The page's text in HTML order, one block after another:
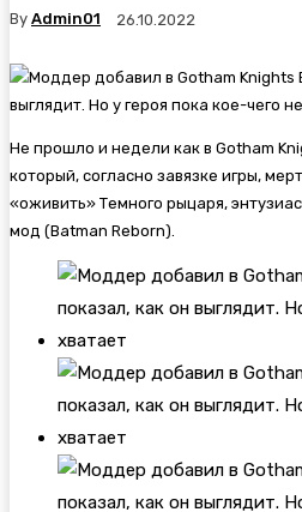
By Admin01 26.10.2022
Не прошло и недели как в Gotham
который, согласно завязке игры,
«оживить» Темного рыцаря,
мод (Batman Reborn).